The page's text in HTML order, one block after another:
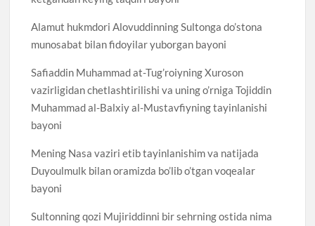
Alamut hukmdori Alovuddinning Sultonga do’stona
munosabat bilan fidoyilar yuborgan bayoni
Safiaddin Muhammad at-Tug’roiyning Xuroson
vazirligidan chetlashtirilishi va uning o’rniga Tojiddin
Muhammad al-Balxiy al-Mustavfiyning tayinlanishi
bayoni
Mening Nasa vaziri etib tayinlanishim va natijada
Duyoulmulk bilan oramizda bo’lib o’tgan voqealar
bayoni
Sultonning qozi Mujiriddinni bir sehrning ostida nima